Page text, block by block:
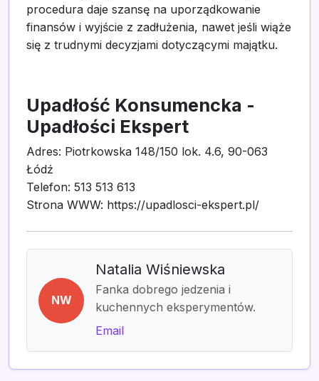
procedura daje szansę na uporządkowanie
finansów i wyjście z zadłużenia, nawet jeśli wiąże
się z trudnymi decyzjami dotyczącymi majątku.
Upadłość Konsumencka -
Upadłości Ekspert
Adres: Piotrkowska 148/150 lok. 4.6, 90-063
Łódź
Telefon: 513 513 613
Strona WWW: https://upadlosci-ekspert.pl/
NW
Natalia Wiśniewska
Fanka dobrego jedzenia i
kuchennych eksperymentów.
Email